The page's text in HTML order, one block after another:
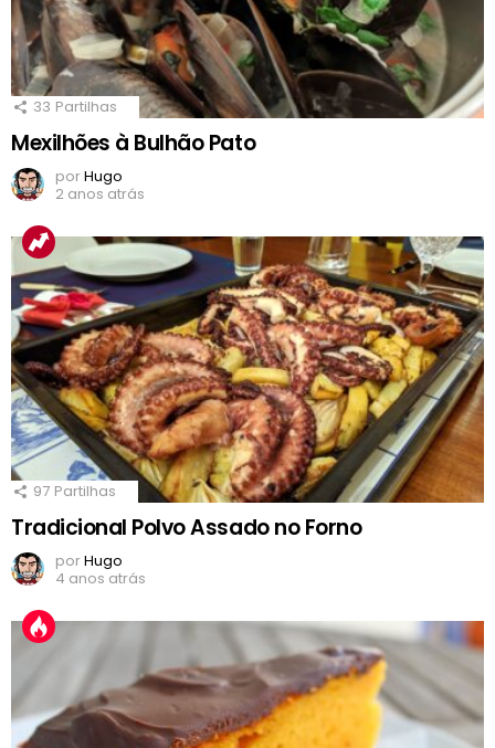
33 Partilhas
Mexilhões à Bulhão Pato
porHugo
2 anos atrás
97 Partilhas
Tradicional Polvo Assado no Forno
porHugo
4 anos atrás